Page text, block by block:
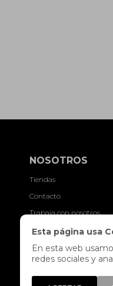
Esta página usa
En esta web
redes sociales y
NOSOTROS
Tiendas
Contacto
Trabaja con nosotros
Libro de reclamaciones